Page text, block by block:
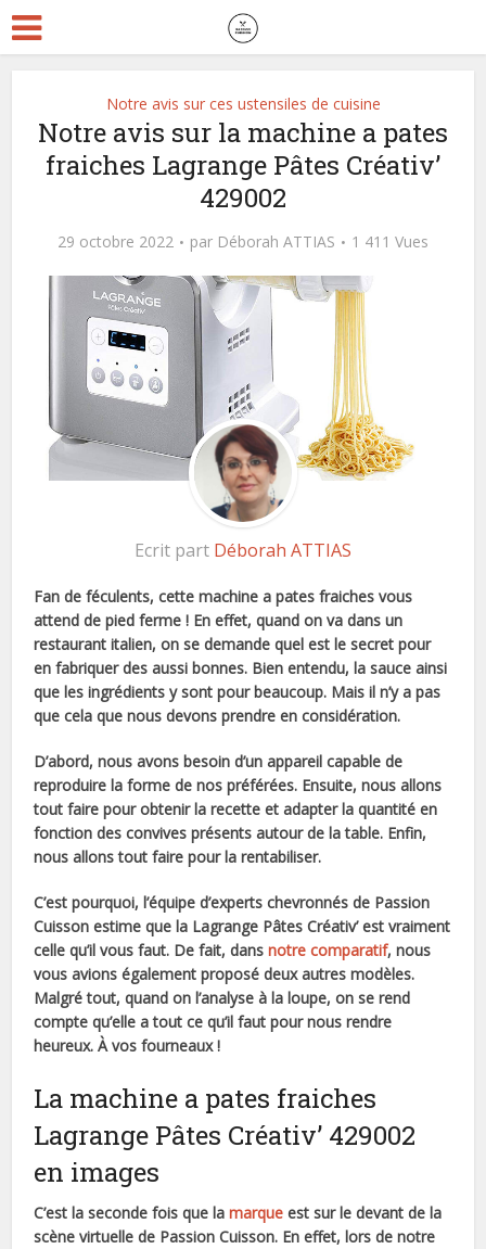
Notre avis sur ces ustensiles de cuisine
Notre avis sur la machine a pates
fraiches Lagrange Pâtes Créativ’
429002
29 octobre 2022 par Déborah ATTIAS 1 411 Vues
Ecrit part Déborah ATTIAS
Fan de féculents, cette machine a pates fraiches vous
attend de pied ferme ! En effet, quand on va dans un
restaurant italien, on se demande quel est le secret pour
en fabriquer des aussi bonnes. Bien entendu, la sauce ainsi
que les ingrédients y sont pour beaucoup. Mais il n’y a pas
que cela que nous devons prendre en considération.
D’abord, nous avons besoin d’un appareil capable de
reproduire la forme de nos préférées. Ensuite, nous allons
tout faire pour obtenir la recette et adapter la quantité en
fonction des convives présents autour de la table. Enfin,
nous allons tout faire pour la rentabiliser.
C’est pourquoi, l’équipe d’experts chevronnés de Passion
Cuisson estime que la Lagrange Pâtes Créativ’ est vraiment
celle qu’il vous faut. De fait, dansnotre comparatif, nous
vous avions également proposé deux autres modèles.
Malgré tout, quand on l’analyse à la loupe, on se rend
compte qu’elle a tout ce qu’il faut pour nous rendre
heureux. À vos fourneaux !
La machine a pates fraiches
Lagrange Pâtes Créativ’ 429002
en images
C’est la seconde fois que lamarque est sur le devant de la
scène virtuelle de Passion Cuisson. En effet, lors de notre